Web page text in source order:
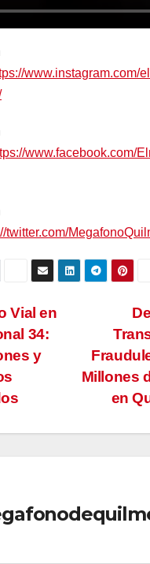
www.instagram.com/
www.facebook.com/
twitter.com/
Millones
en
Vial en
34:
y